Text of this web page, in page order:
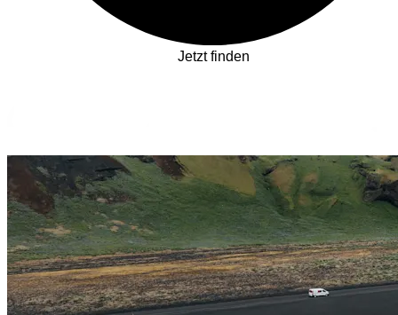
Jetzt finden